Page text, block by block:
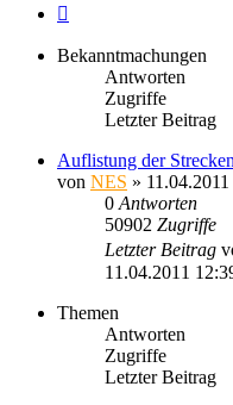
Bekanntmachungen
Antworten
Zugriffe
Letzter Beitrag
Auflistung der
von NES »
0 Antworten
50902 Zugriffe
Letzter Beitrag
11.04.2011
Themen
Antworten
Zugriffe
Letzter Beitrag